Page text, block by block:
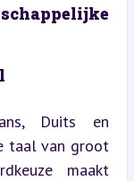
Duits en
taal van groot
maakt